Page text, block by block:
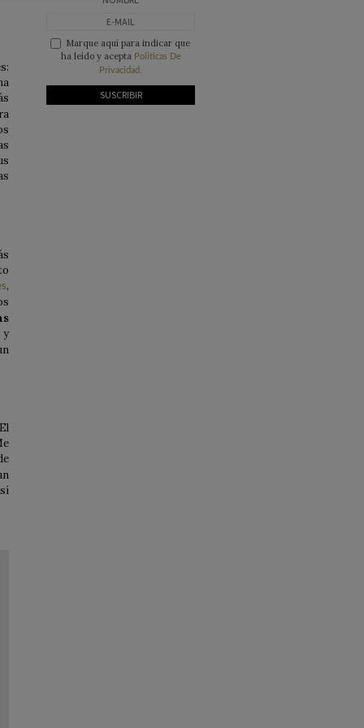
,
y
Marque aquí para indicar que
ha leído y acepta Politicas De
Privacidad.